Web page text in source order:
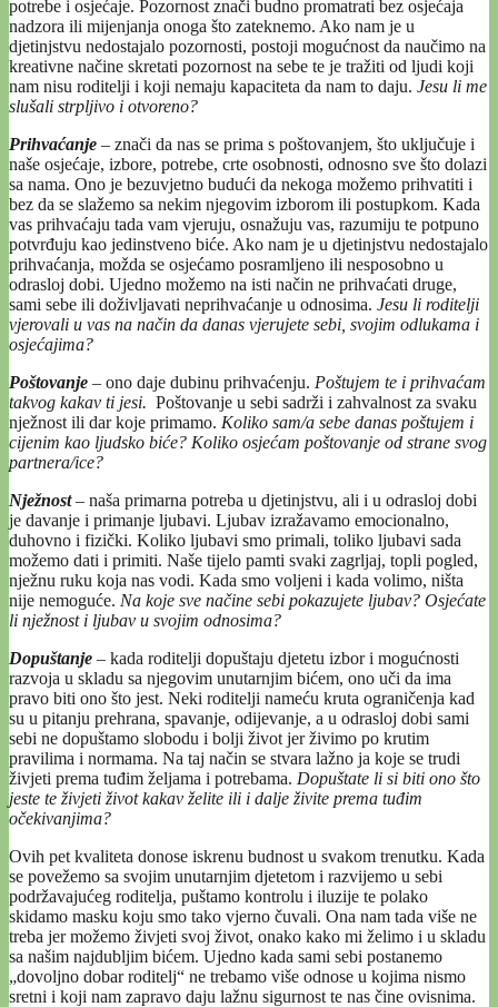
potrebe i osjećaje. Pozornost znači budno promatrati bez osjećaja
nadzora ili mijenjanja onoga što zateknemo. Ako nam je u
djetinjstvu nedostajalo pozornosti, postoji mogućnost da naučimo na
kreativne načine skretati pozornost na sebe te je tražiti od ljudi koji
nam nisu roditelji i koji nemaju kapaciteta da nam to daju. Jesu li me
slušali strpljivo i otvoreno?
Prihvaćanje – znači da nas se prima s poštovanjem, što uključuje i
naše osjećaje, izbore, potrebe, crte osobnosti, odnosno sve što dolazi
sa nama. Ono je bezuvjetno budući da nekoga možemo prihvatiti i
bez da se slažemo sa nekim njegovim izborom ili postupkom. Kada
vas prihvaćaju tada vam vjeruju, osnažuju vas, razumiju te potpuno
potvrđuju kao jedinstveno biće. Ako nam je u djetinjstvu nedostajalo
prihvaćanja, možda se osjećamo posramljeno ili nesposobno u
odrasloj dobi. Ujedno možemo na isti način ne prihvaćati druge,
sami sebe ili doživljavati neprihvaćanje u odnosima. Jesu li roditelji
vjerovali u vas na način da danas vjerujete sebi, svojim odlukama i
osjećajima?
Poštovanje – ono daje dubinu prihvaćenju. Poštujem te i prihvaćam
takvog kakav ti jesi. Poštovanje u sebi sadrži i zahvalnost za svaku
nježnost ili dar koje primamo. Koliko sam/a sebe danas poštujem i
cijenim kao ljudsko biće? Koliko osjećam poštovanje od strane svog
partnera/ice?
Nježnost– naša primarna potreba u djetinjstvu, ali i u odrasloj dobi
je davanje i primanje ljubavi. Ljubav izražavamo emocionalno,
duhovno i fizički. Koliko ljubavi smo primali, toliko ljubavi sada
možemo dati i primiti. Naše tijelo pamti svaki zagrljaj, topli pogled,
nježnu ruku koja nas vodi. Kada smo voljeni i kada volimo, ništa
nije nemoguće. Na koje sve načine sebi pokazujete ljubav? Osjećate
li nježnost i ljubav u svojim odnosima?
Dopuštanje – kada roditelji dopuštaju djetetu izbor i mogućnosti
razvoja u skladu sa njegovim unutarnjim bićem, ono uči da ima
pravo biti ono što jest. Neki roditelji nameću kruta ograničenja kad
su u pitanju prehrana, spavanje, odijevanje, a u odrasloj dobi sami
sebi ne dopuštamo slobodu i bolji život jer živimo po krutim
pravilima i normama. Na taj način se stvara lažno ja koje se trudi
živjeti prema tuđim željama i potrebama. Dopuštate li si biti ono što
jeste te živjeti život kakav želite ili i dalje živite prema tuđim
očekivanjima?
Ovih pet kvaliteta donose iskrenu budnost u svakom trenutku. Kada
se povežemo sa svojim unutarnjim djetetom i razvijemo u sebi
podržavajućeg roditelja, puštamo kontrolu i iluzije te polako
skidamo masku koju smo tako vjerno čuvali. Ona nam tada više ne
treba jer možemo živjeti svoj život, onako kako mi želimo i u skladu
sa našim najdubljim bićem. Ujedno kada sami sebi postanemo
„dovoljno dobar roditelj“ ne trebamo više odnose u kojima nismo
sretni i koji nam zapravo daju lažnu sigurnost te nas čine ovisnima.